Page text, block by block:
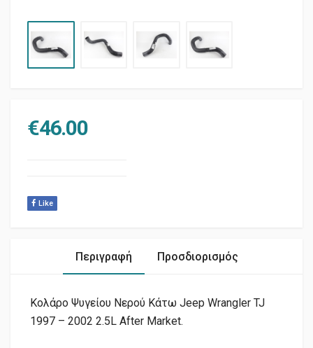
€46.00
Like
Περιγραφή Προσδιορισμός
Κολάρο Ψυγείου Νερού Κάτω Jeep Wrangler TJ
1997 – 2002 2.5L After Market.